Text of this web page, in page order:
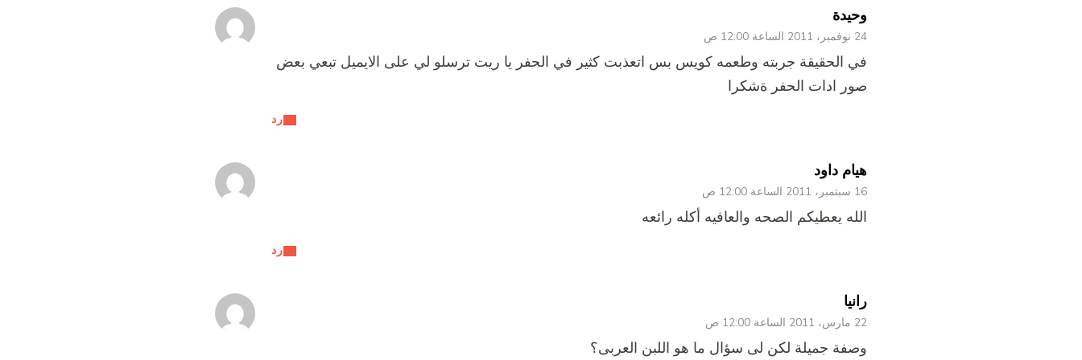
وحيدة
24 نوفمبر، 2011 الساعة 12:00 ص
رد
في الحقيقة جربته وطعمه كويس بس اتعذبت كثير في الحفر يا ريت ترسلو لي على الايميل تبعي بعض
صور ادات الحفر ةشكرا
هيام داود
16 سبتمبر، 2011 الساعة 12:00 ص
رد
الله يعطيكم الصحه والعافيه أكله رائعه
رانيا
22 مارس، 2011 الساعة 12:00 ص
وصفة جميلة لكن لى سؤال ما هو اللبن العربى؟